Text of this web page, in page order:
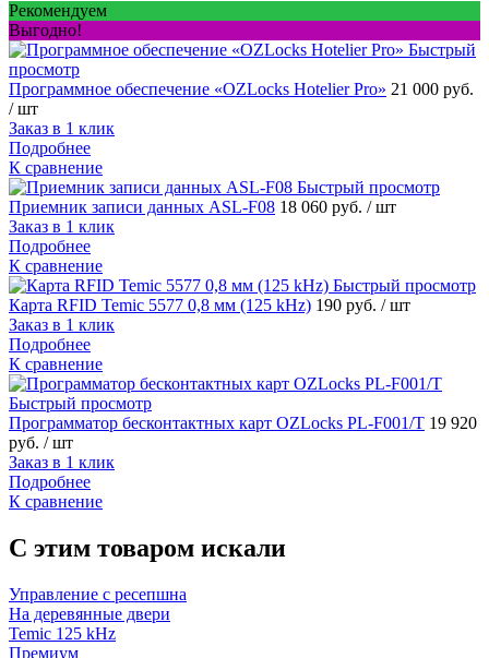
Рекомендуем
Выгодно!
Быстрый
просмотр
Программное обеспечение «OZLocks Hotelier Pro» 21 000 руб.
/ шт
Заказ в 1 клик
Подробнее
К сравнение
Быстрый просмотр
Приемник записи данных ASL-F08 18 060 руб. / шт
Заказ в 1 клик
Подробнее
К сравнение
Быстрый просмотр
Карта RFID Temic 5577 0,8 мм (125 kHz) 190 руб. / шт
Заказ в 1 клик
Подробнее
К сравнение
Быстрый просмотр
Программатор бесконтактных карт OZLoсks PL-F001/T 19 920
руб. / шт
Заказ в 1 клик
Подробнее
К сравнение
C этим товаром искали
Управление с ресепшна
На деревянные двери
Temic 125 kHz
Премиум